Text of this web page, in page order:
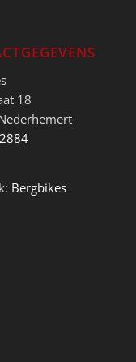
18
Bergbikes